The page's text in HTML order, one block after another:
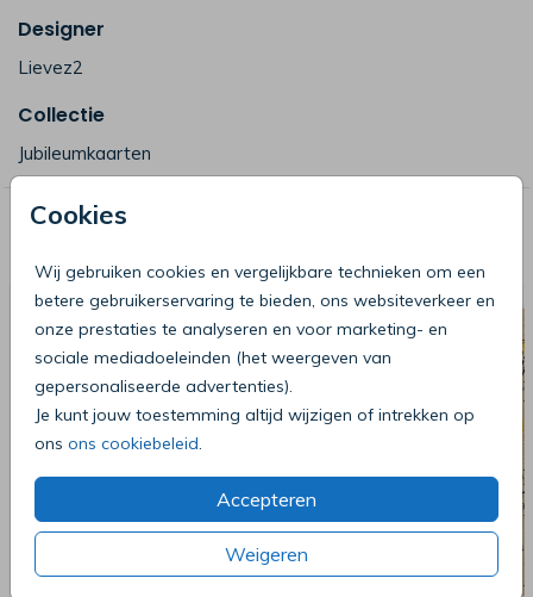
Cookies
Wij gebruiken cookies en vergelijkbare technieken om een
betere gebruikerservaring te bieden, ons websiteverkeer en
onze prestaties te analyseren en voor marketing- en
sociale mediadoeleinden (het weergeven van
gepersonaliseerde advertenties).
Je kunt jouw toestemming altijd wijzigen of intrekken op
ons ons cookiebeleid
Accepteren
Weigeren
Designer
Lievez2
Collectie
Jubileumkaarten
Deze producten zijn wellicht ook iets
voor je